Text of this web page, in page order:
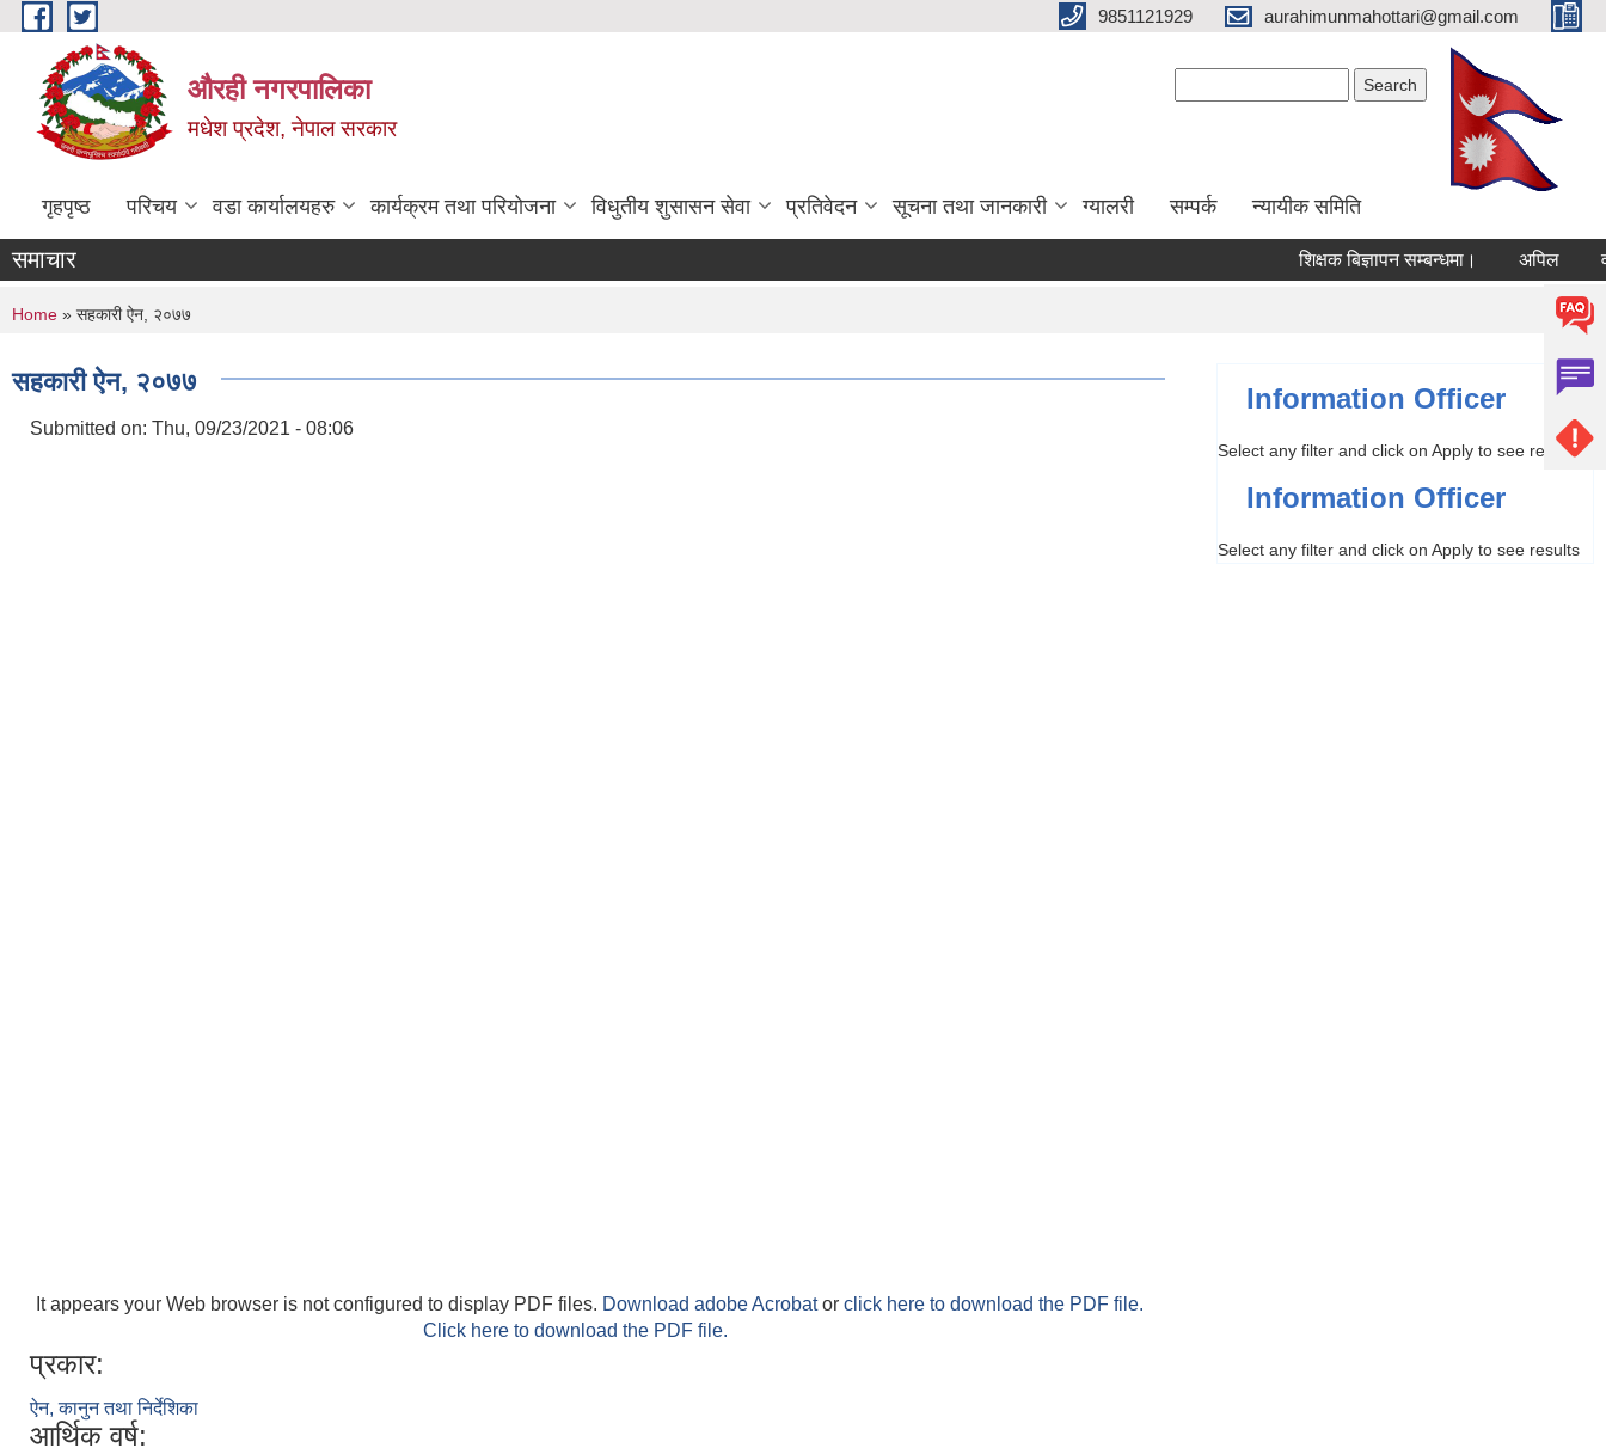
Skip to main content 9851121929 aurahimunmahottari@gmail.com
औरही नगरपालिका
मधेश प्रदेश, नेपाल सरकार
गृहपृष्ठ परिचय वडा कार्यालयहरु कार्यक्रम तथा परियोजना विधुतीय शुसासन सेवा प्रतिवेदन सूचना तथा जानकारी ग्यालरी सम्पर्क न्यायीक समिति
समाचार शिक्षक बिज्ञापन सम्बन्धमा। अपिल
You are here
Home » सहकारी ऐन, २०७७
सहकारी ऐन, २०७७
Submitted on: Thu, 09/23/2021 - 08:06
It appears your Web browser is not configured to display PDF files. Download adobe Acrobator click here to download the PDF file.
Click here to download the PDF file.
प्रकार:
ऐन, कानुन तथा निर्देशिका
आर्थिक वर्ष:
Information Officer
Select any filter and click on Apply to see results
Information Officer
Select any filter and click on Apply to see results